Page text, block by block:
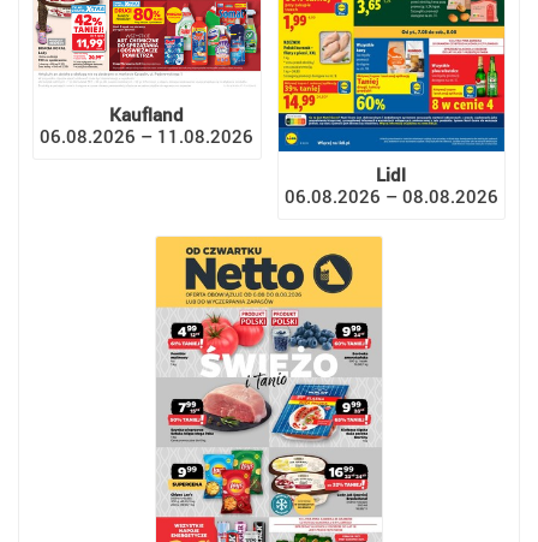
Kaufland
06.08.2026 – 11.08.2026
Lidl
06.08.2026 – 08.08.2026